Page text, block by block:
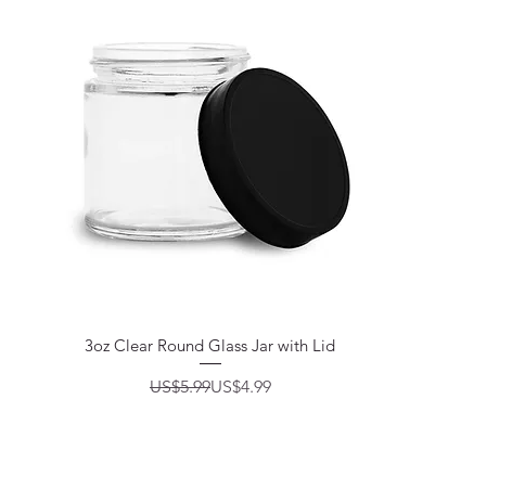
제품보기
3oz Clear Round Glass Jar with Lid
일반가
US$5.99할인가
US$4.99